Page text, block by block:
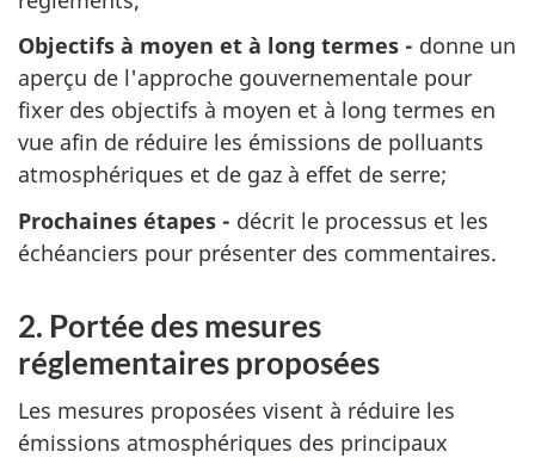
Objectifs à moyen et à long termes - donne un
aperçu de l'approche gouvernementale pour
fixer des objectifs à moyen et à long termes en
vue afin de réduire les émissions de polluants
atmosphériques et de gaz à effet de serre;
Prochaines étapes - décrit le processus et les
échéanciers pour présenter des commentaires.
2. Portée des mesures
réglementaires proposées
Les mesures proposées visent à réduire les
émissions atmosphériques des principaux